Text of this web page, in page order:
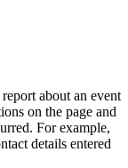
about an event
on the page and
For example,
details entered